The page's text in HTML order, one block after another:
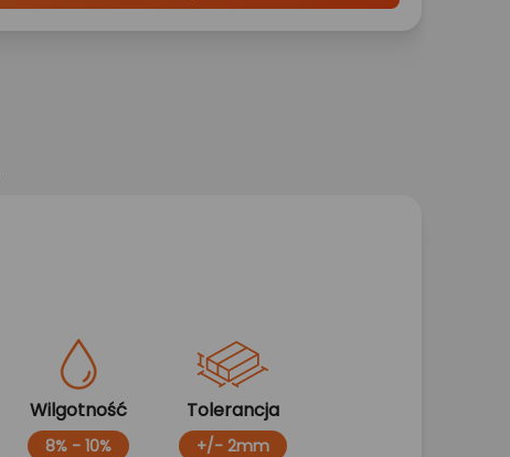
Wilgotność
8% - 10%
Tolerancja
+/- 2mm